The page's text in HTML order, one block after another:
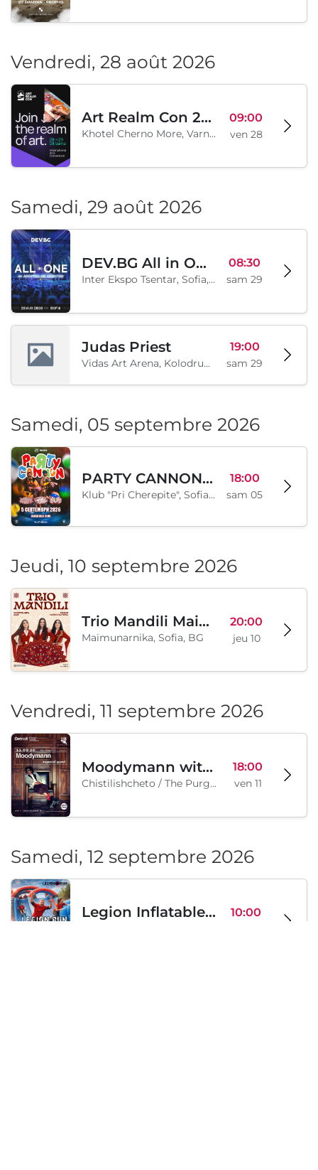
Vendredi, 28 août 2026
Art Realm Con 2026
Khotel Cherno More, Varna, BG
09:00
ven 28
Samedi, 29 août 2026
DEV.BG All in One 2026
Inter Ekspo Tsentar, Sofia, BG
08:30
sam 29
Judas Priest
Vidas Art Arena, Kolodrum, Borisova gradina, Sofia, BG
19:00
sam 29
Samedi, 05 septembre 2026
PARTY CANNON live in Sofia
Klub "Pri Cherepite", Sofia, BG
18:00
sam 05
Jeudi, 10 septembre 2026
Trio Mandili Maimunarnika- Sofia
Maimunarnika, Sofia, BG
20:00
jeu 10
Vendredi, 11 septembre 2026
Moodymann with special guests
Chistilishcheto / The Purgatory, Sofia, BG
18:00
ven 11
Samedi, 12 septembre 2026
Legion Inflatable Family Run - Sofia 10:00